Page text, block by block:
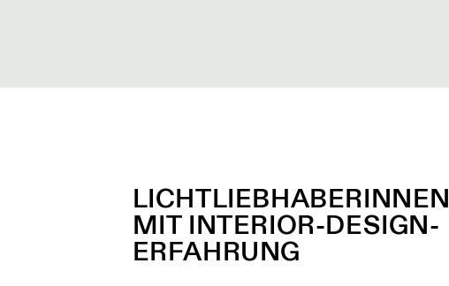
LICHTLIEBHABERINNEN
MIT INTERIOR-DESIGN-
ERFAHRUNG